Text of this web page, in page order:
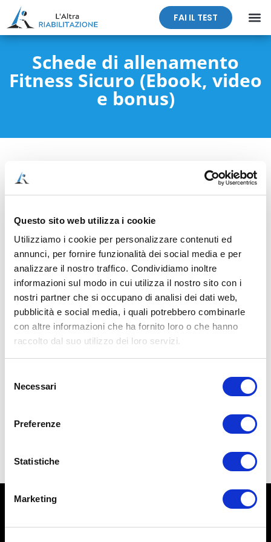
Questo sito web utilizza i cookie
Utilizziamo i cookie per personalizzare contenuti ed
annunci, per fornire funzionalità dei social media e per
analizzare il nostro traffico. Condividiamo inoltre
informazioni sul modo in cui utilizza il nostro sito con i
nostri partner che si occupano di analisi dei dati web,
pubblicità e social media, i quali potrebbero combinarle
con altre informazioni che ha fornito loro o che hanno
raccolto dal suo utilizzo dei loro servizi.
delNecessari
Preferenze
Statistiche
Marketing
FAI IL TEST
Schede di allenamento
Fitness Sicuro (Ebook, video
e bonus)
37,00€
P.IVA 01407880333.